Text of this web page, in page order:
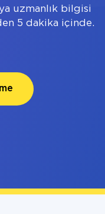
uzmanlık bilgisi
5 dakika içinde.